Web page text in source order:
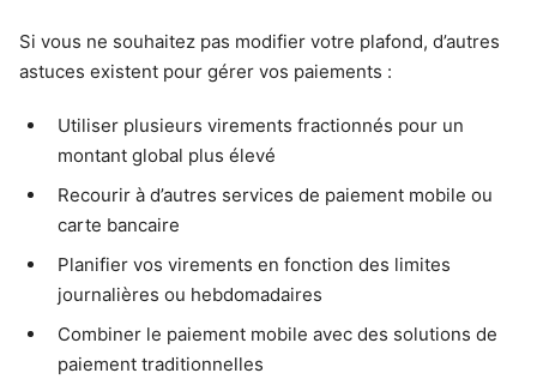
Si vous ne souhaitez pas modifier votre plafond, d’autres
astuces existent pour gérer vos paiements :
Utiliser plusieurs virements fractionnés pour un
montant global plus élevé
Recourir à d’autres services de paiement mobile ou
carte bancaire
Planifier vos virements en fonction des limites
journalières ou hebdomadaires
Combiner le paiement mobile avec des solutions de
paiement traditionnelles